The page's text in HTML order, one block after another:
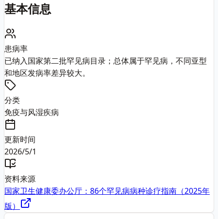
基本信息
患病率
已纳入国家第二批罕见病目录；总体属于罕见病，不同亚型
和地区发病率差异较大。
分类
免疫与风湿疾病
更新时间
2026/5/1
资料来源
国家卫生健康委办公厅：86个罕见病病种诊疗指南（2025年
版）